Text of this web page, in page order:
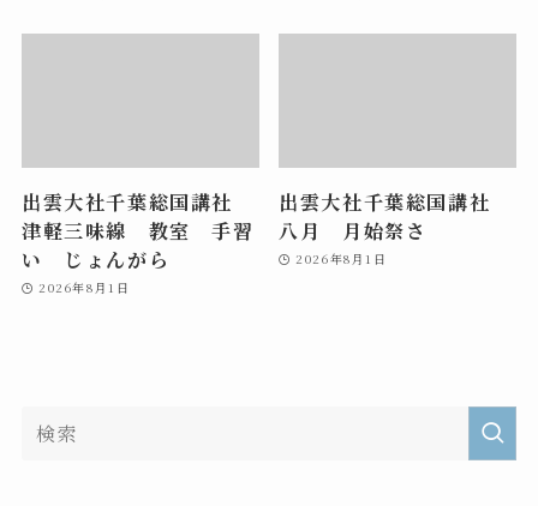
出雲大社千葉総国講社
津軽三味線 教室 手習
い じょんがら
2026年8月1日
出雲大社千葉総国講社
八月 月始祭さ
2026年8月1日